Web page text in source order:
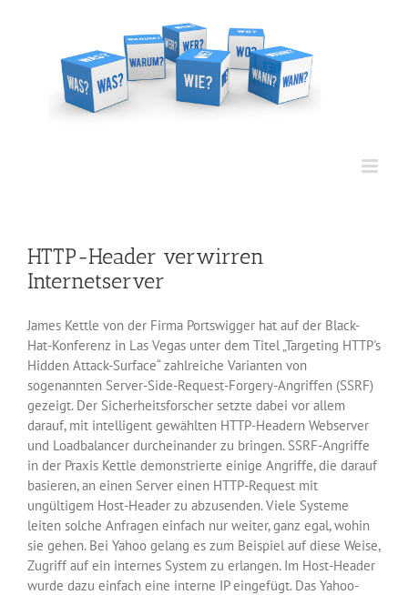
HTTP-Header verwirren
Internetserver
James Kettle von der Firma Portswigger hat auf der Black-
Hat-Konferenz in Las Vegas unter dem Titel „Targeting HTTP's
Hidden Attack-Surface“ zahlreiche Varianten von
sogenannten Server-Side-Request-Forgery-Angriffen (SSRF)
gezeigt. Der Sicherheitsforscher setzte dabei vor allem
darauf, mit intelligent gewählten HTTP-Headern Webserver
und Loadbalancer durcheinander zu bringen. SSRF-Angriffe
in der Praxis Kettle demonstrierte einige Angriffe, die darauf
basieren, an einen Server einen HTTP-Request mit
ungültigem Host-Header zu abzusenden. Viele Systeme
leiten solche Anfragen einfach nur weiter, ganz egal, wohin
sie gehen. Bei Yahoo gelang es zum Beispiel auf diese Weise,
Zugriff auf ein internes System zu erlangen. Im Host-Header
wurde dazu einfach eine interne IP eingefügt. Das Yahoo-